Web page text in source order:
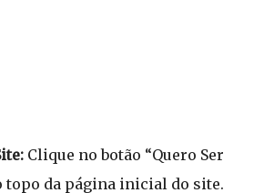
Clique no botão “Quero Ser
topo da página inicial do site.